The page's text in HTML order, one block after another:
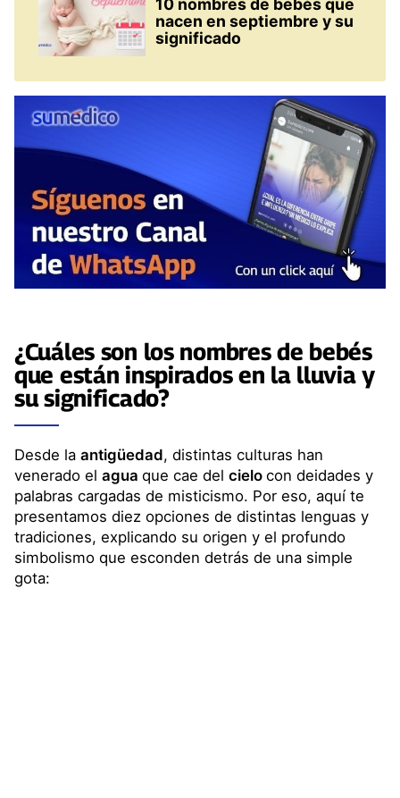
10 nombres de bebés que
nacen en septiembre y su
significado
¿Cuáles son los nombresde bebés
que están inspirados en la lluviay
susignificado?
Desde la antigüedad, distintas culturas han
venerado el agua que cae del cielo con deidades y
palabras cargadas de misticismo. Por eso, aquí te
presentamos diez opciones de distintas lenguas y
tradiciones, explicando su origen y el profundo
simbolismo que esconden detrás de una simple
gota: